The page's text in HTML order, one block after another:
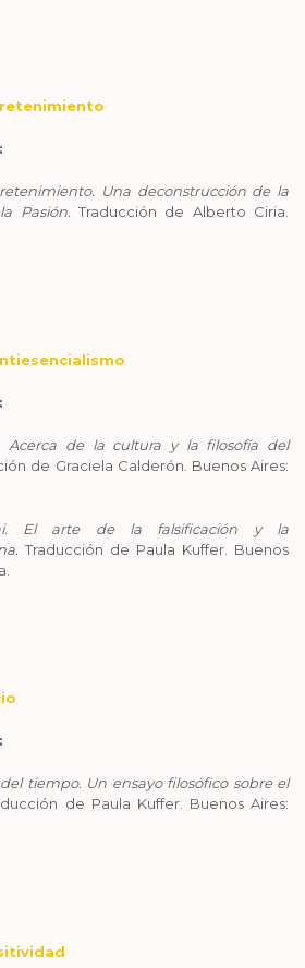
Una deconstrucción de la
Pasión. Traducción de Alberto Ciria.
Acerca de la cultura y la filosofía del
de Graciela Calderón. Buenos Aires:
El arte de la falsificación y la
Traducción de Paula Kuffer. Buenos
tiempo. Un ensayo filosófico sobre el
de Paula Kuffer. Buenos Aires: